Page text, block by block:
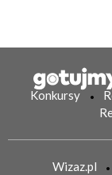
Konkursy
Wizaz.pl